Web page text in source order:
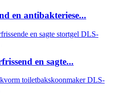
en antibakteriese...
en sagte...